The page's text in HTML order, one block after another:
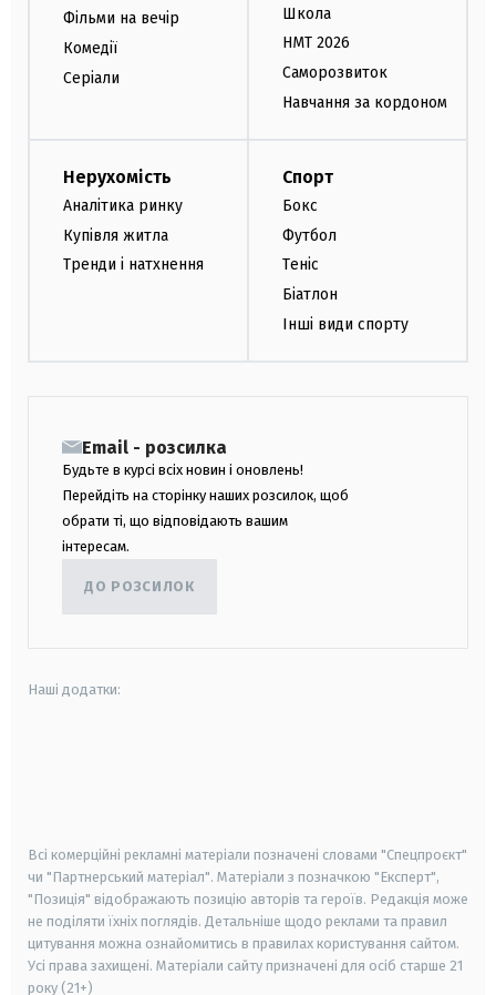
Фільми на вечір
Комедії
Серіали
Школа
НМТ 2026
Саморозвиток
Навчання за кордоном
Нерухомість
Аналітика ринку
Купівля житла
Тренди і натхнення
Спорт
Бокс
Футбол
Теніс
Біатлон
Інші види спорту
Email - розсилка
Будьте в курсі всіх новин і оновлень!
Перейдіть на сторінку наших розсилок, щоб
обрати ті, що відповідають вашим
інтересам.
ДО РОЗСИЛОК
Наші додатки:
Всі комерційні рекламні матеріали позначені словами "Спецпроєкт"
чи "Партнерський матеріал". Матеріали з позначкою "Експерт",
"Позиція" відображають позицію авторів та героїв. Редакція може
не поділяти їхніх поглядів. Детальніше щодо реклами та правил
цитування можна ознайомитись в правилах користування сайтом.
Усі права захищені. Матеріали сайту призначені для осіб старше 21
року (21+)